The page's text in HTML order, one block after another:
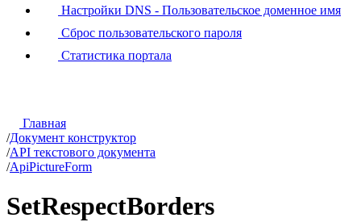
Настройки DNS - Пользовательское доменное имя
Сброс пользовательского пароля
Статистика портала
Главная
/Документ конструктор
/API текстового документа
/ApiPictureForm
SetRespectBorders